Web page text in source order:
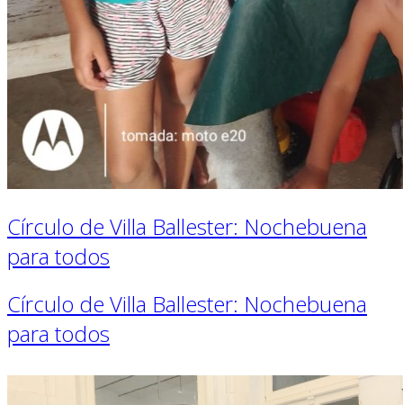
Círculo de Villa Ballester: Nochebuena
para todos
Círculo de Villa Ballester: Nochebuena
para todos